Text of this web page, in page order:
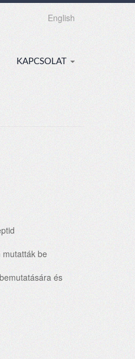
English
KAPCSOLAT
mutatták be
és